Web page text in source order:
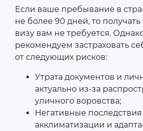
Если ваше пребывание в
не более 90 дней, то
визу вам не требуется.
рекомендуем застраховать
от следующих рисков:
Утрата документов и
актуально из-за
уличного воровства;
Негативные последствия
акклиматизации и